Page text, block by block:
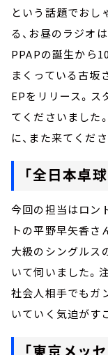
という話題でおし
る、お昼のラジオ
PPAPの誕生から
まくっている古坂
EPをリリース。ス
てくださいました
に、また来てくだ
「全日本卓
今回の担当はロン
トの平野早矢香さ
大級のシングルス
いて伺いました。
社会人相手でもガ
いていく気迫がす
「東京メッ